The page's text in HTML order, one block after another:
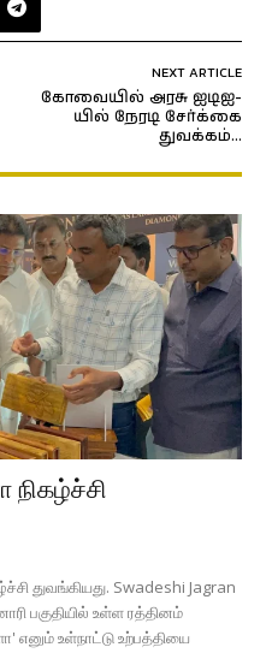
NEXT ARTICLE
கோவையில் அரசு ஐடிஐ-
யில் நேரடி சேர்க்கை
துவக்கம்…
நிகழ்ச்சி
துவங்கியது. Swadeshi Jagran
பகுதியில் உள்ள ரத்தினம்
எனும் உள்நாட்டு உற்பத்தியை